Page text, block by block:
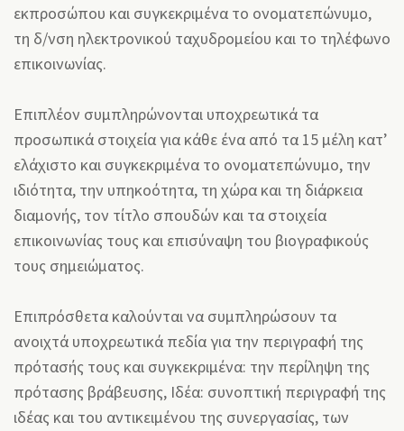
εκπροσώπου και συγκεκριμένα το ονοματεπώνυμο,
τη δ/νση ηλεκτρονικού ταχυδρομείου και το τηλέφωνο
επικοινωνίας.
Επιπλέον συμπληρώνονται υποχρεωτικά τα
προσωπικά στοιχεία για κάθε ένα από τα 15 μέλη κατ’
ελάχιστο και συγκεκριμένα το ονοματεπώνυμο, την
ιδιότητα, την υπηκοότητα, τη χώρα και τη διάρκεια
διαμονής, τον τίτλο σπουδών και τα στοιχεία
επικοινωνίας τους και επισύναψη του βιογραφικούς
τους σημειώματος.
Επιπρόσθετα καλούνται να συμπληρώσουν τα
ανοιχτά υποχρεωτικά πεδία για την περιγραφή της
πρότασής τους και συγκεκριμένα: την περίληψη της
πρότασης βράβευσης, Ιδέα: συνοπτική περιγραφή της
ιδέας και του αντικειμένου της συνεργασίας, των